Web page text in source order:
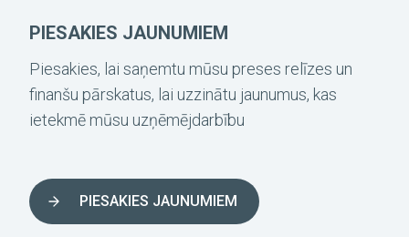
PIESAKIES JAUNUMIEM
Piesakies, lai saņemtu mūsu preses relīzes un
finanšu pārskatus, lai uzzinātu jaunumus, kas
ietekmē mūsu uzņēmējdarbību
PIESAKIES JAUNUMIEM